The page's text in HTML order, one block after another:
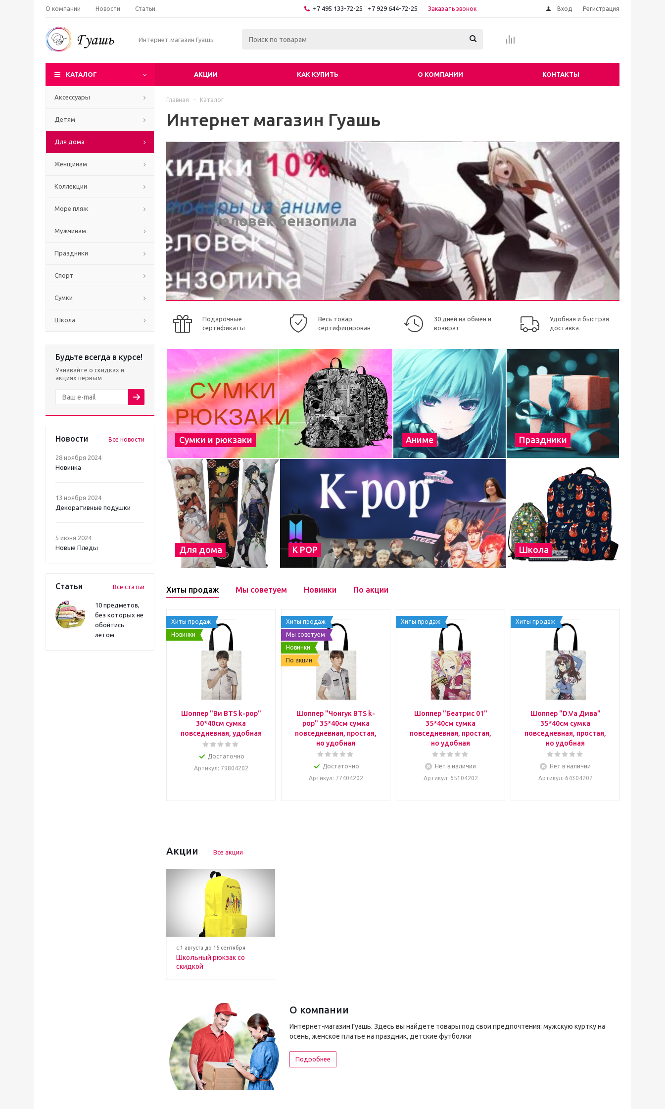
О компании Новости Статьи +7 495 133-72-25 +7 929 644-72-25 Заказать звонок Вход Регистрация
Интернет магазин Гуашь
КАТАЛОГ АКЦИИ КАК КУПИТЬ О КОМПАНИИ КОНТАКТЫ
Аксессуары
Детям
Для дома
Женщинам
Коллекции
Море пляж
Мужчинам
Праздники
Спорт
Сумки
Школа
Будьте всегда в курсе!
Узнавайте о скидках и
акциях первым
Новости Все новости
28 ноября 2024
Новинка
13 ноября 2024
Декоративные подушки
5 июня 2024
Новые Пледы
Статьи Все статьи
10 предметов,
без которых не
обойтись
летом
Главная - Каталог
Интернет магазин Гуашь
Человек бензопила
Подарочные
сертификаты
Весь товар
сертифицирован
30 дней на обмен и
возврат
Удобная и быстрая
доставка
Сумки и рюкзаки Аниме Праздники
Для дома К POP Школа
Хиты продаж Мы советуем Новинки По акции
Хиты продаж
Новинки
Шоппер "Ви BTS k-pop"
30*40см сумка
повседневная, удобная
Достаточно
Артикул: 79804202
Хиты продаж
Мы советуем
Новинки
По акции
Шоппер "Чонгук BTS k-
pop" 35*40см сумка
повседневная, простая,
но удобная
Достаточно
Артикул: 77404202
Хиты продаж
Шоппер "Беатрис 01"
35*40см сумка
повседневная, простая,
но удобная
Нет в наличии
Артикул: 65104202
Хиты продаж
Шоппер "D.Va Дива"
35*40см сумка
повседневная, простая,
но удобная
Нет в наличии
Артикул: 64304202
Акции Все акции
с 1 августа до 15 сентября
Школьный рюкзак со
скидкой
О компании
Интернет-магазин Гуашь. Здесь вы найдете товары под свои предпочтения: мужскую куртку на
осень, женское платье на праздник, детские футболки
Подробнее